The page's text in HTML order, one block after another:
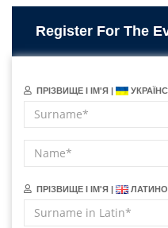
Register For The
ПРІЗВИЩЕ І ІМ'Я |
ПРІЗВИЩЕ І ІМ'Я |